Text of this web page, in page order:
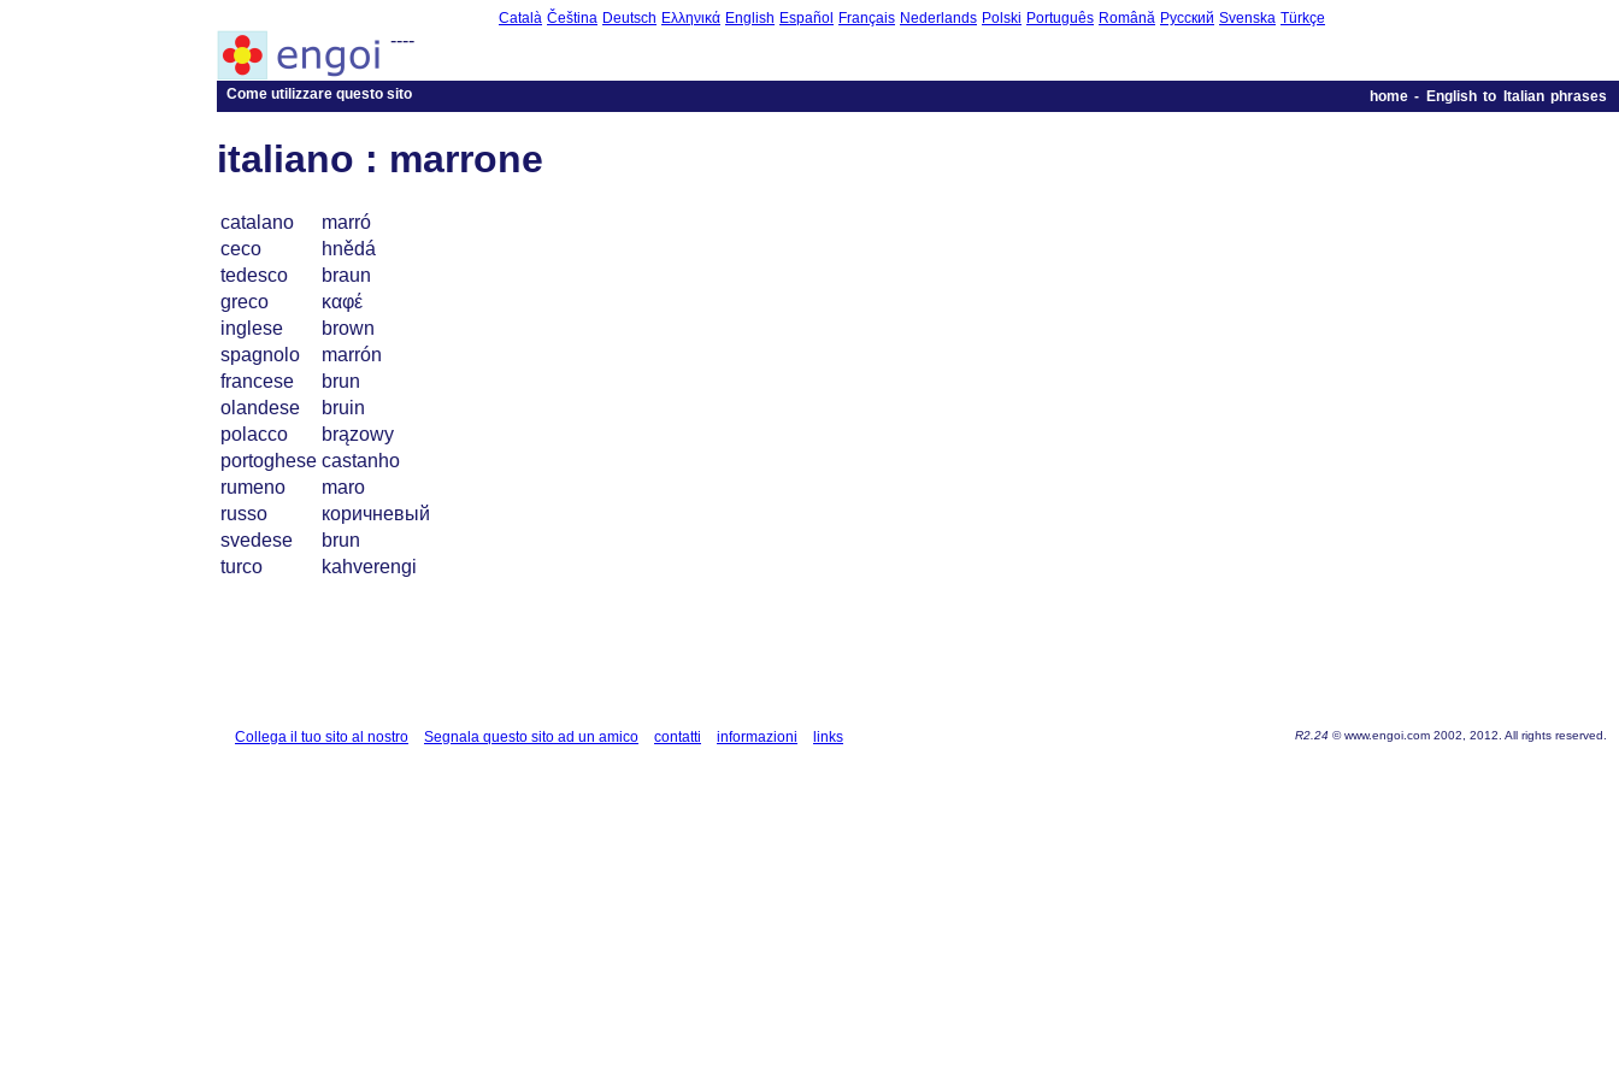
Català Čeština Deutsch Ελληνικά English Español Français Nederlands Polski Português Română Русский Svenska Türkçe
----
Come utilizzare questo sito home- English to Italian phrases
italiano : marrone
catalano
marró
ceco
hnědá
tedesco
braun
greco
καφέ
inglese
brown
spagnolo
marrón
francese
brun
olandese
bruin
polacco
brązowy
portoghese castanho
rumeno
maro
russo
коричневый
svedese
brun
turco
kahverengi
Collega il tuo sito al nostro Segnala questo sito ad un amico contatti informazioni links R2.24 © www.engoi.com 2002, 2012. All rights reserved.